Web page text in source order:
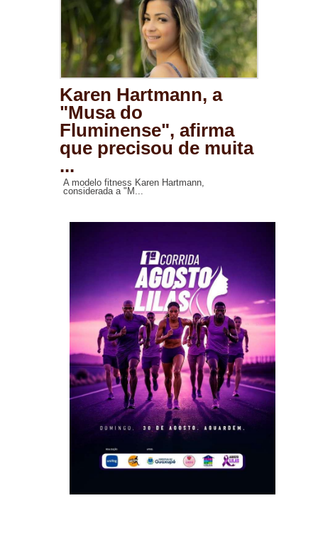
Karen Hartmann, a
"Musa do
Fluminense", afirma
que precisou de muita
...
A modelo fitness Karen Hartmann,
considerada a "M...